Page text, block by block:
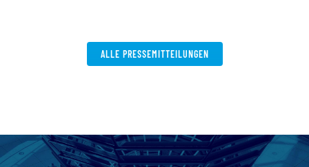
ALLE PRESSEMITTEILUNGEN